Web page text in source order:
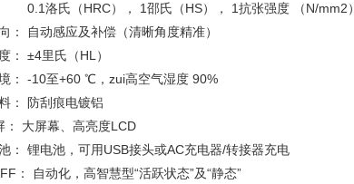
（HRC）， 1邵氏（HS）， 1抗张强度 （N/mm2）
： 自动感应及补偿（清晰角度精准）
： ±4里氏（HL）
： -10至+60 ℃，zui高空气湿度 90%
： 防刮痕电镀铝
： 大屏幕、高亮度LCD
锂电池，可用USB接头或AC充电器/转接器充电
： 自动化，高智慧型“活跃状态”及“静态”